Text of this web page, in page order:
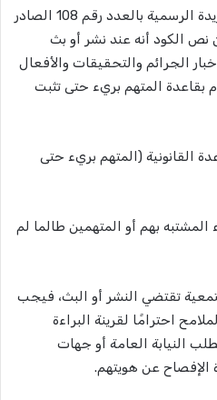
والتحقيقات”، والذي نشر بالجريدة الرسمية بالعدد رقم 108 الصادر
وجاء ضمن نص الكود أنه عند نشر أو بث
الجرائم والتحقيقات والأفعال
بقاعدة المتهم بريء حتى تثبت
القانونية (المتهم بريء حتى
بهم أو المتهمين طالما لم
تقتضي النشر أو البث، فيجب
احترامًا لقرينة البراءة
النيابة العامة أو جهات
الإفصاح عن هويتهم.